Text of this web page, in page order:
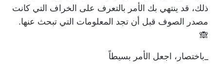
ذلك، قد ينتهي بك الأمر بالتعرف على الخراف التي كانت
مصدر الصوف قبل أن تجد المعلومات التي تبحث عنها.
🙈
_باختصار، اجعل الأمر بسيطاً